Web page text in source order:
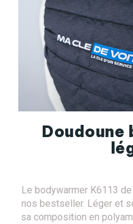
Doudoune
Le bodywarmer K6113
nos bestseller. Léger et
sa composition en